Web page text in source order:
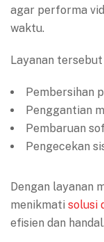
agar performa
waktu.
Layanan
Pembersihan
Penggantian
Pembaruan
Pengecekan
Dengan layanan
menikmati solusi
efisien dan handal.